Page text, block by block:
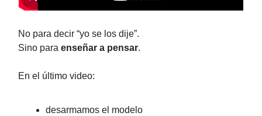
No para decir “yo se los dije”.
Sino para enseñar a pensar.
En el último video:
desarmamos el modelo